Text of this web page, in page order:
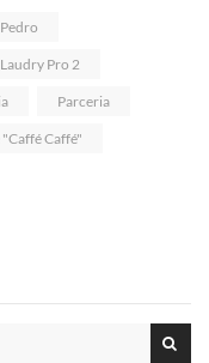
Laudry Pro 2
Parceria
Caffé"